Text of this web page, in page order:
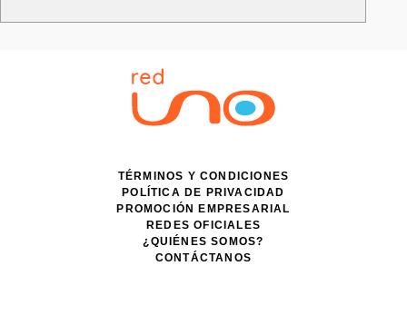
TÉRMINOS Y CONDICIONES
POLÍTICA DE PRIVACIDAD
PROMOCIÓN EMPRESARIAL
REDES OFICIALES
¿QUIÉNES SOMOS?
CONTÁCTANOS